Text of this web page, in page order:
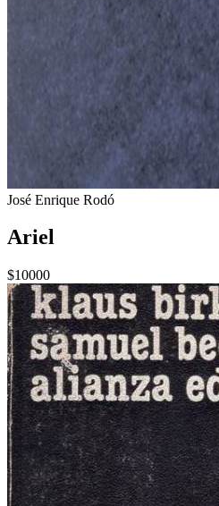
José Enrique Rodó
Ariel
$10000